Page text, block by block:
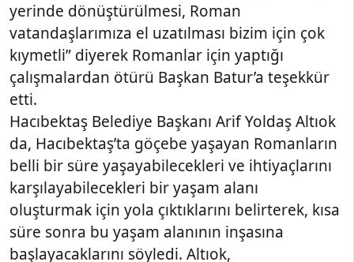
yerinde dönüştürülmesi, Roman
vatandaşlarımıza el uzatılması bizim için çok
kıymetli” diyerek Romanlar için yaptığı
çalışmalardan ötürü Başkan Batur’a teşekkür
etti.
Hacıbektaş Belediye Başkanı Arif Yoldaş Altıok
da, Hacıbektaş’ta göçebe yaşayan Romanların
belli bir süre yaşayabilecekleri ve ihtiyaçlarını
karşılayabilecekleri bir yaşam alanı
oluşturmak için yola çıktıklarını belirterek, kısa
süre sonra bu yaşam alanının inşasına
başlayacaklarını söyledi. Altıok,